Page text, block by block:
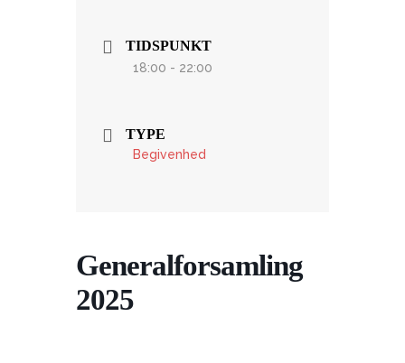
TIDSPUNKT
18:00 - 22:00
TYPE
Begivenhed
Generalforsamling
2025